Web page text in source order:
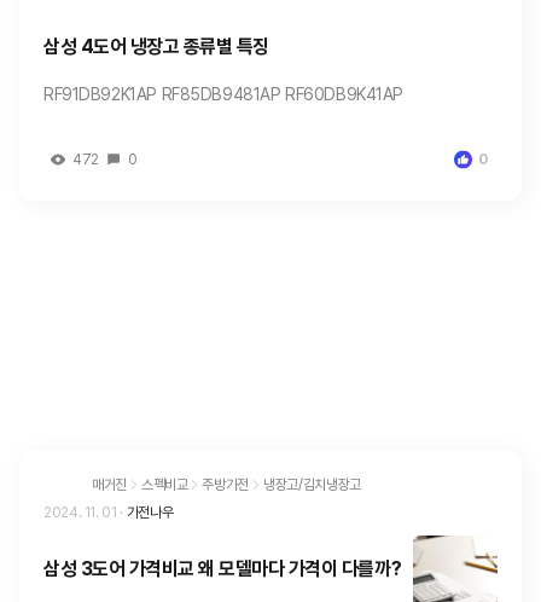
삼성 4도어 냉장고 종류별 특징
RF91DB92K1AP RF85DB9481AP RF60DB9K41AP
472 0 0
매거진 스펙비교 주방가전
냉장고/김치냉장고
2024. 11. 01 · 가전나우
삼성 3도어 가격비교 왜 모델마다 가격이 다를까?